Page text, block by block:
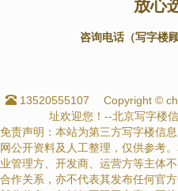
放心
咨询电话（写字楼
13520555107
Copyright ©
址欢迎您！--北京写字楼
免责声明：本站为第三方写字楼信
网公开资料及人工整理，仅供参考
业管理方、开发商、运营方等主体
合作关系，亦不代表其发布任何官